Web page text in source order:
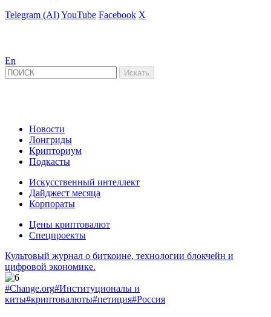
Telegram (AI)YouTube Facebook X
En
Новости
Лонгриды
Крипториум
Подкасты
Искусственный интеллект
Дайджест месяца
Корпораты
Цены криптовалют
Спецпроекты
Культовый журнал о биткоине, технологии блокчейн и
цифровой экономике.
#Change.org#Институционалы и
киты#криптовалюты#петиция#Россия